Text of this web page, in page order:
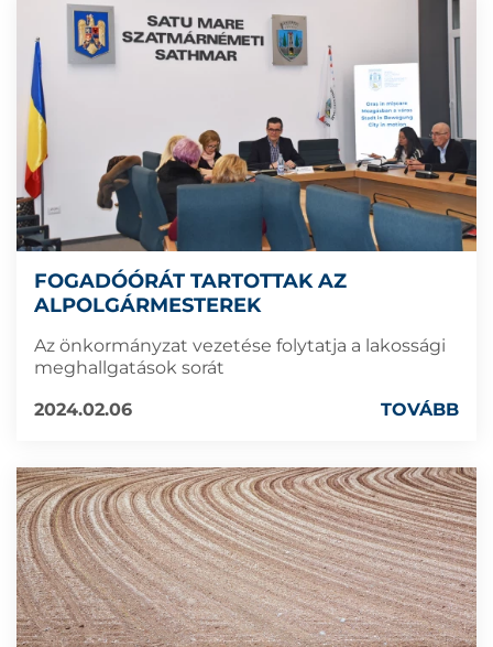
FOGADÓÓRÁT TARTOTTAK AZ
ALPOLGÁRMESTEREK
Az önkormányzat vezetése folytatja a lakossági
meghallgatások sorát
2024.02.06
TOVÁBB